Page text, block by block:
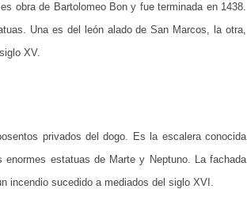
obra de Bartolomeo Bon y fue terminada en 1438.
Una es del león alado de San Marcos, la otra,
XV.
privados del dogo. Es la escalera conocida
enormes estatuas de Marte y Neptuno. La fachada
incendio sucedido a mediados del siglo XVI.